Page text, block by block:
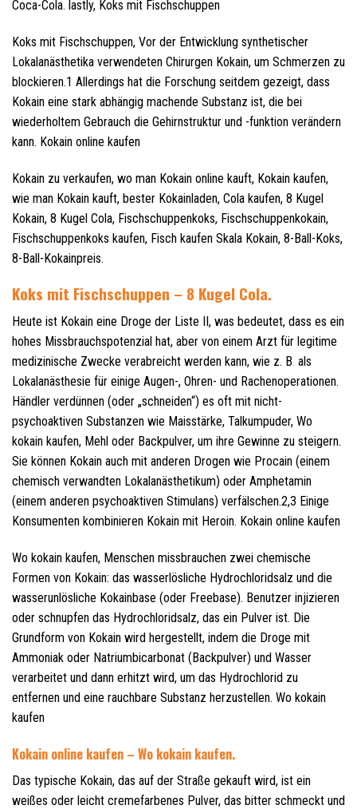
Coca-Cola. lastly, Koks mit Fischschuppen
Koks mit Fischschuppen, Vor der Entwicklung synthetischer
Lokalanästhetika verwendeten Chirurgen Kokain, um Schmerzen zu
blockieren.1 Allerdings hat die Forschung seitdem gezeigt, dass
Kokain eine stark abhängig machende Substanz ist, die bei
wiederholtem Gebrauch die Gehirnstruktur und -funktion verändern
kann. Kokain online kaufen
Kokain zu verkaufen, wo man Kokain online kauft, Kokain kaufen,
wie man Kokain kauft, bester Kokainladen, Cola kaufen, 8 Kugel
Kokain, 8 Kugel Cola, Fischschuppenkoks, Fischschuppenkokain,
Fischschuppenkoks kaufen, Fisch kaufen Skala Kokain, 8-Ball-Koks,
8-Ball-Kokainpreis.
Koks mit Fischschuppen – 8 Kugel Cola.
Heute ist Kokain eine Droge der Liste II, was bedeutet, dass es ein
hohes Missbrauchspotenzial hat, aber von einem Arzt für legitime
medizinische Zwecke verabreicht werden kann, wie z. B. als
Lokalanästhesie für einige Augen-, Ohren- und Rachenoperationen.
Händler verdünnen (oder „schneiden“) es oft mit nicht-
psychoaktiven Substanzen wie Maisstärke, Talkumpuder, Wo
kokain kaufen, Mehl oder Backpulver, um ihre Gewinne zu steigern.
Sie können Kokain auch mit anderen Drogen wie Procain (einem
chemisch verwandten Lokalanästhetikum) oder Amphetamin
(einem anderen psychoaktiven Stimulans) verfälschen.2,3 Einige
Konsumenten kombinieren Kokain mit Heroin. Kokain online kaufen
Wo kokain kaufen, Menschen missbrauchen zwei chemische
Formen von Kokain: das wasserlösliche Hydrochloridsalz und die
wasserunlösliche Kokainbase (oder Freebase). Benutzer injizieren
oder schnupfen das Hydrochloridsalz, das ein Pulver ist. Die
Grundform von Kokain wird hergestellt, indem die Droge mit
Ammoniak oder Natriumbicarbonat (Backpulver) und Wasser
verarbeitet und dann erhitzt wird, um das Hydrochlorid zu
entfernen und eine rauchbare Substanz herzustellen. Wo kokain
kaufen
Kokain online kaufen – Wo kokain kaufen.
Das typische Kokain, das auf der Straße gekauft wird, ist ein
weißes oder leicht cremefarbenes Pulver, das bitter schmeckt und